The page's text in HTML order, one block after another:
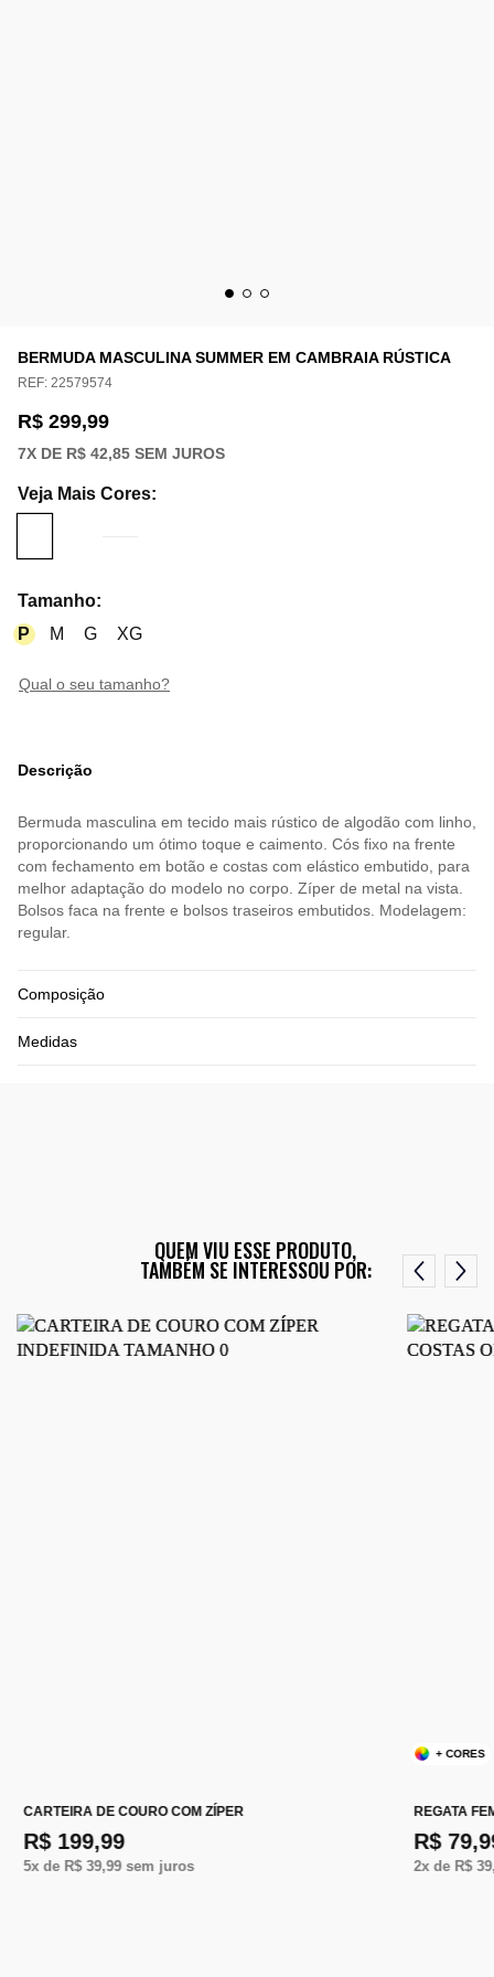
BERMUDA MASCULINA SUMMER EM CAMBRAIA RÚSTICA
REF: 22579574
R$ 299,99
7X DE R$ 42,85 SEM JUROS
Veja Mais Cores:
Tamanho:
P
M G XG
qual o seu tamanho?
Descrição
Bermuda masculina em tecido mais rústico de algodão com linho,
proporcionando um ótimo toque e caimento. Cós fixo na frente
com fechamento em botão e costas com elástico embutido, para
melhor adaptação do modelo no corpo. Zíper de metal na vista.
Bolsos faca na frente e bolsos traseiros embutidos. Modelagem:
regular.
Composição
Medidas
QUEM VIU ESSE PRODUTO,
TAMBÉM SE INTERESSOU POR:
CARTEIRA DE COURO COM ZÍPER
R$ 199,99
5x de R$ 39,99sem juros
+ CORES
REGATA
R$
2x de R$